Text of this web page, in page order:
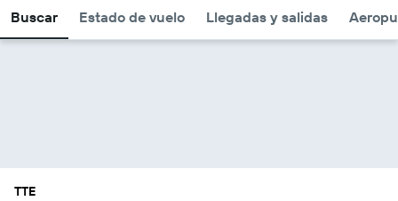
Buscar Estado de vuelo Llegadas y salidas
TTE